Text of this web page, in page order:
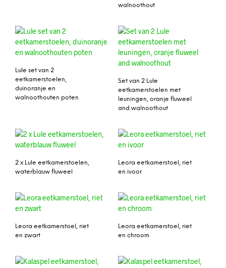
walnoothout
Lule set van 2
eetkamerstoelen,
duinoranje en
walnoothouten poten
Set van 2 Lule
eetkamerstoelen met
leuningen, oranje fluweel
and walnoothout
2 x Lule eetkamerstoelen,
waterblauw fluweel
Leora eetkamerstoel, riet
en ivoor
Leora eetkamerstoel, riet
en zwart
Leora eetkamerstoel, riet
en chroom